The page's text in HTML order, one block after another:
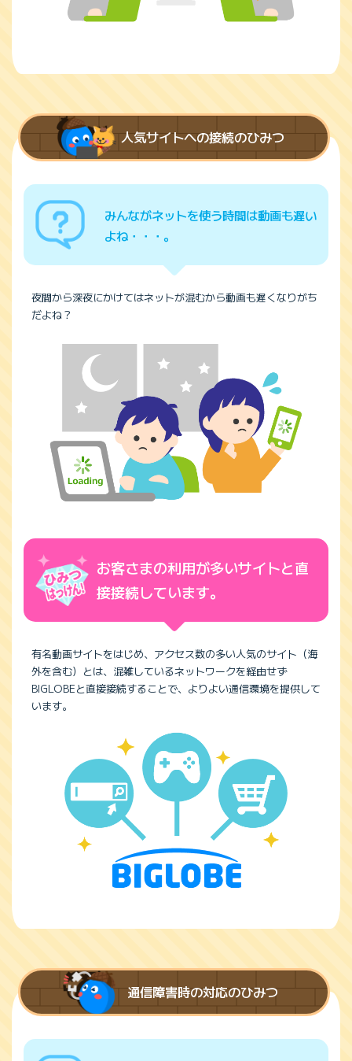
人気サイトへの接続のひみつ
みんながネットを使う時間は動画も遅い
よね・・・。
夜間から深夜にかけてはネットが混むから動画も遅くなりがち
だよね？
お客さまの利用が多いサイトと直
接接続しています。
有名動画サイトをはじめ、アクセス数の多い人気のサイト（海
外を含む）とは、混雑しているネットワークを経由せず
BIGLOBEと直接接続することで、よりよい通信環境を提供して
います。
通信障害時の対応のひみつ